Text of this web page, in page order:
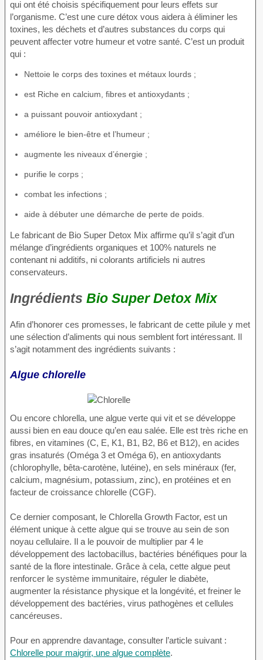
qui ont été choisis spécifiquement pour leurs effets sur
l’organisme. C’est une cure détox vous aidera à éliminer les
toxines, les déchets et d’autres substances du corps qui
peuvent affecter votre humeur et votre santé. C’est un produit
qui :
Nettoie le corps des toxines et métaux lourds ;
est Riche en calcium, fibres et antioxydants ;
a puissant pouvoir antioxydant ;
améliore le bien-être et l’humeur ;
augmente les niveaux d’énergie ;
purifie le corps ;
combat les infections ;
aide à débuter une démarche de perte de poids.
Le fabricant de Bio Super Detox Mix affirme qu’il s’agit d’un
mélange d’ingrédients organiques et 100% naturels ne
contenant ni additifs, ni colorants artificiels ni autres
conservateurs.
Ingrédients Bio Super Detox Mix
Afin d’honorer ces promesses, le fabricant de cette pilule y met
une sélection d’aliments qui nous semblent fort intéressant. Il
s’agit notamment des ingrédients suivants :
Algue chlorelle
Ou encore chlorella, une algue verte qui vit et se développe
aussi bien en eau douce qu’en eau salée. Elle est très riche en
fibres, en vitamines (C, E, K1, B1, B2, B6 et B12), en acides
gras insaturés (Oméga 3 et Oméga 6), en antioxydants
(chlorophylle, bêta-carotène, lutéine), en sels minéraux (fer,
calcium, magnésium, potassium, zinc), en protéines et en
facteur de croissance chlorelle (CGF).
Ce dernier composant, le Chlorella Growth Factor, est un
élément unique à cette algue qui se trouve au sein de son
noyau cellulaire. Il a le pouvoir de multiplier par 4 le
développement des lactobacillus, bactéries bénéfiques pour la
santé de la flore intestinale. Grâce à cela, cette algue peut
renforcer le système immunitaire, réguler le diabète,
augmenter la résistance physique et la longévité, et freiner le
développement des bactéries, virus pathogènes et cellules
cancéreuses.
Pour en apprendre davantage, consulter l’article suivant :
Chlorelle pour maigrir, une algue complète.